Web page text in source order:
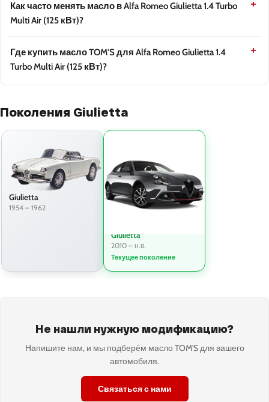
Как часто менять масло в Alfa Romeo Giulietta 1.4 Turbo
Multi Air (125 кВт)?
Где купить масло TOM'S для Alfa Romeo Giulietta 1.4
Turbo Multi Air (125 кВт)?
Поколения Giulietta
Giulietta
1954 – 1962
Giulietta
2010 – н.в.
Текущее поколение
Не нашли нужную модификацию?
Напишите нам, и мы подберём масло TOM'S для вашего
автомобиля.
Связаться с нами